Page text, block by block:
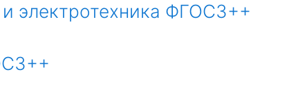
электротехника ФГОС3++